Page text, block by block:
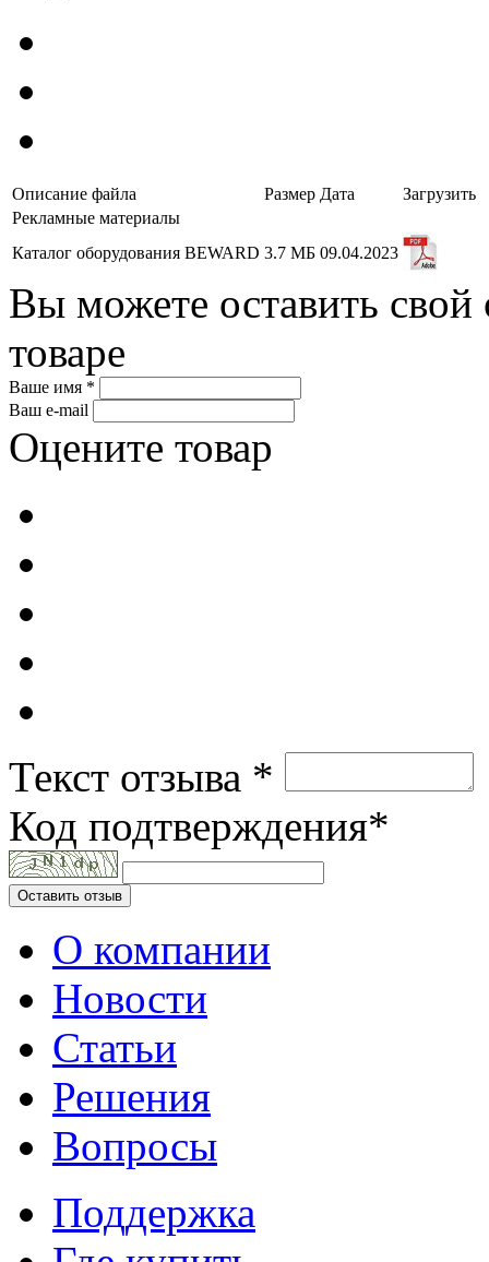
Описание файла Размер Дата
Загрузить
Рекламные материалы
Каталог оборудования BEWARD 3.7 МБ 09.04.2023
Вы можете оставить свой
товаре
Ваше имя *
Ваш e-mail
Оцените товар
Текст отзыва *
Код подтверждения*
Оставить отзыв
О компании
Новости
Статьи
Решения
Вопросы
Поддержка